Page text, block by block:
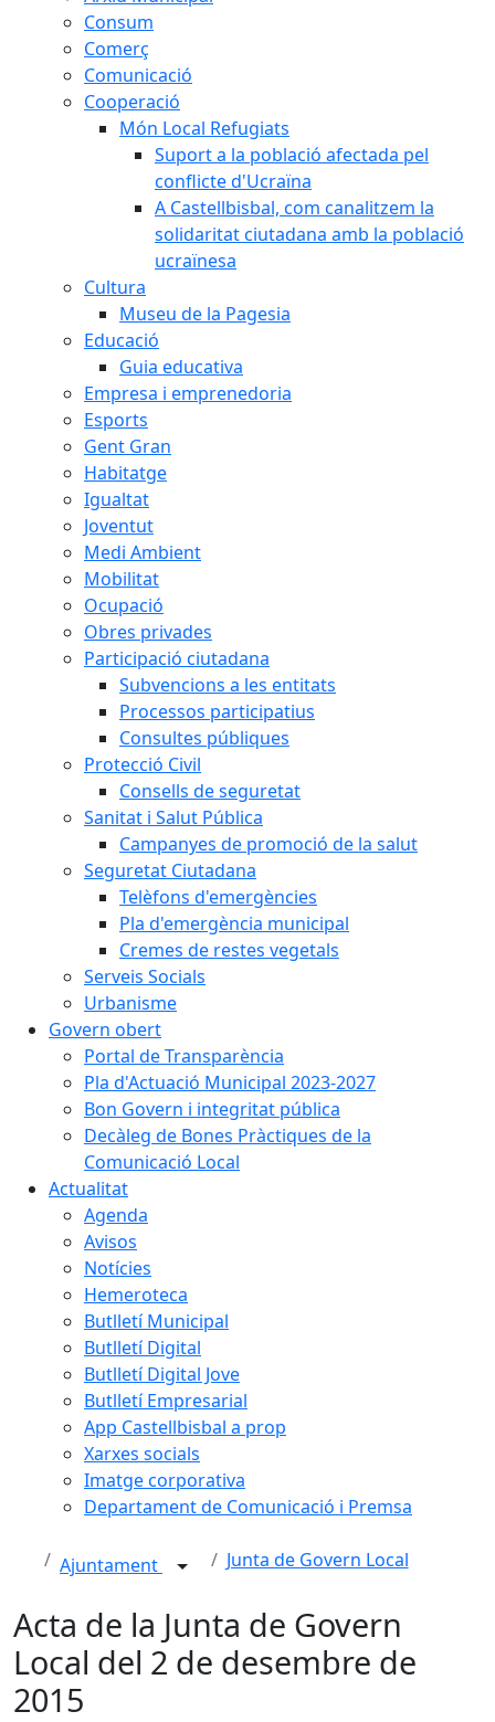
Consum
Comerç
Comunicació
Cooperació
Món Local Refugiats
Suport a la població afectada pel
conflicte d'Ucraïna
A Castellbisbal, com canalitzem la
solidaritat ciutadana amb la població
ucraïnesa
Cultura
Museu de la Pagesia
Educació
Guia educativa
Empresa i emprenedoria
Esports
Gent Gran
Habitatge
Igualtat
Joventut
Medi Ambient
Mobilitat
Ocupació
Obres privades
Participació ciutadana
Subvencions a les entitats
Processos participatius
Consultes públiques
Protecció Civil
Consells de seguretat
Sanitat i Salut Pública
Campanyes de promoció de la salut
Seguretat Ciutadana
Telèfons d'emergències
Pla d'emergència municipal
Cremes de restes vegetals
Serveis Socials
Urbanisme
Govern obert
Portal de Transparència
Pla d'Actuació Municipal 2023-2027
Bon Govern i integritat pública
Decàleg de Bones Pràctiques de la
Comunicació Local
Actualitat
Agenda
Avisos
Notícies
Hemeroteca
Butlletí Municipal
Butlletí Digital
Butlletí Digital Jove
Butlletí Empresarial
App Castellbisbal a prop
Xarxes socials
Imatge corporativa
Departament de Comunicació i Premsa
Ajuntament Junta de Govern Local
Acta de la Junta de Govern
Local del 2 de desembre de
2015